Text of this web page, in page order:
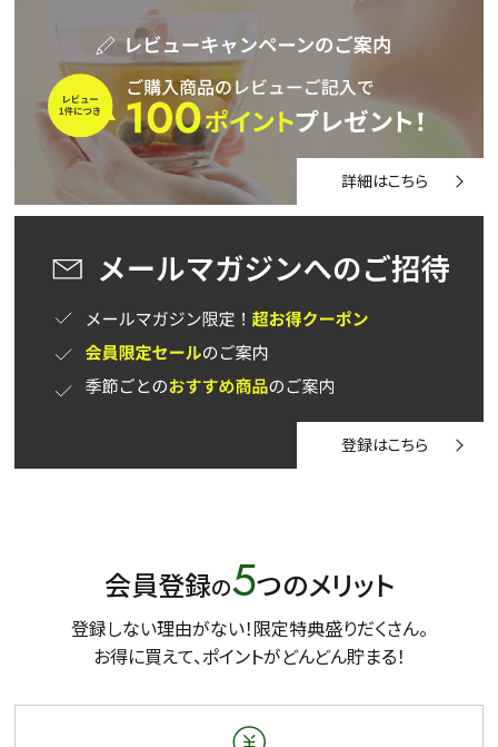
詳細はこちら
登録はこちら
会員登録の5つのメリット
登録しない理由がない！限定特典盛りだくさん。
お得に買えて、ポイントがどんどん貯まる！